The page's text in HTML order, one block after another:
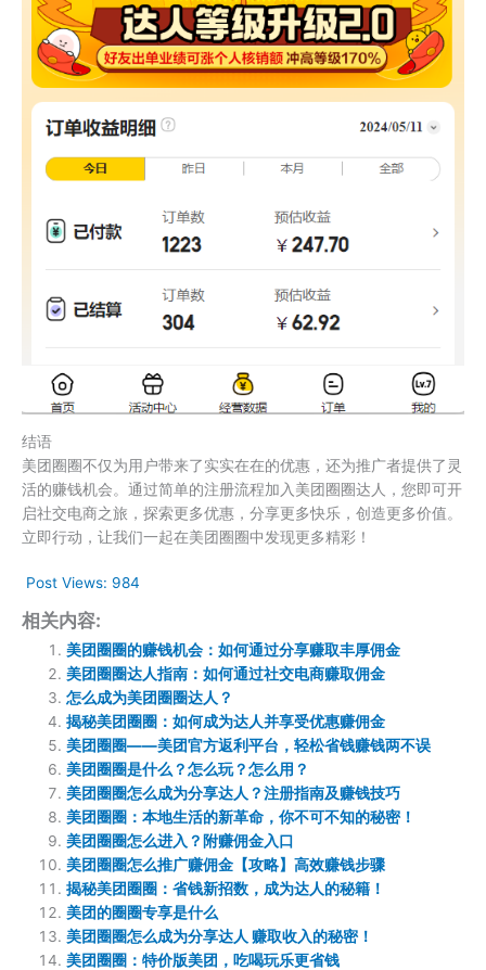
结语
美团圈圈不仅为用户带来了实实在在的优惠，还为推广者提供了灵
活的赚钱机会。通过简单的注册流程加入美团圈圈达人，您即可开
启社交电商之旅，探索更多优惠，分享更多快乐，创造更多价值。
立即行动，让我们一起在美团圈圈中发现更多精彩！
Post Views: 984
相关内容:
美团圈圈的赚钱机会：如何通过分享赚取丰厚佣金
美团圈圈达人指南：如何通过社交电商赚取佣金
怎么成为美团圈圈达人？
揭秘美团圈圈：如何成为达人并享受优惠赚佣金
美团圈圈——美团官方返利平台，轻松省钱赚钱两不误
美团圈圈是什么？怎么玩？怎么用？
美团圈圈怎么成为分享达人？注册指南及赚钱技巧
美团圈圈：本地生活的新革命，你不可不知的秘密！
美团圈圈怎么进入？附赚佣金入口
美团圈圈怎么推广赚佣金【攻略】高效赚钱步骤
揭秘美团圈圈：省钱新招数，成为达人的秘籍！
美团的圈圈专享是什么
美团圈圈怎么成为分享达人 赚取收入的秘密！
美团圈圈：特价版美团，吃喝玩乐更省钱